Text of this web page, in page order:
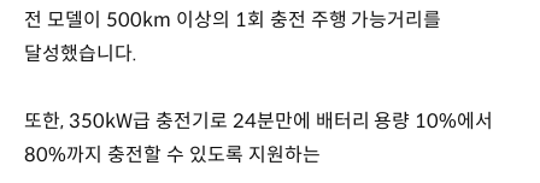
전 모델이 500km 이상의 1회 충전 주행 가능거리를
달성했습니다.
또한, 350kW급 충전기로 24분만에 배터리 용량 10%에서
80%까지 충전할 수 있도록 지원하는